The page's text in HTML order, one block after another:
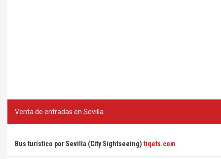
Venta de entradas en Sevilla
Bus turístico por Sevilla (City Sightseeing) tiqets.com